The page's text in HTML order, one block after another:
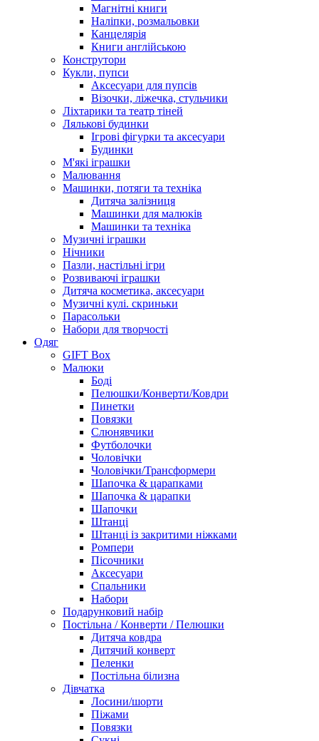
Магнітні книги
Наліпки, розмальовки
Канцелярія
Книги англійською
Конструтори
Кукли, пупси
Аксесуари для пупсів
Візочки, ліжечка, стульчики
Ліхтарики та театр тіней
Лялькові будинки
Ігрові фігурки та аксесуари
Будинки
М'які іграшки
Малювання
Машинки, потяги та техніка
Дитяча залізниця
Машинки для малюків
Машинки та техніка
Музичні іграшки
Нічники
Пазли, настільні ігри
Розвиваючі іграшки
Дитяча косметика, аксесуари
Музичні кулі. скриньки
Парасольки
Набори для творчості
Одяг
GIFT Box
Малюки
Боді
Пелюшки/Конверти/Ковдри
Пинетки
Повязки
Слюнявчики
Футболочки
Чоловічки
Чоловічки/Трансформери
Шапочка & царапками
Шапочка & царапки
Шапочки
Штанці
Штанці із закритими ніжками
Ромпери
Пісочники
Аксесуари
Спальники
Набори
Подарунковий набір
Постільна / Конверти / Пелюшки
Дитяча ковдра
Дитячий конверт
Пеленки
Постільна білизна
Дівчатка
Лосини/шорти
Піжами
Повязки